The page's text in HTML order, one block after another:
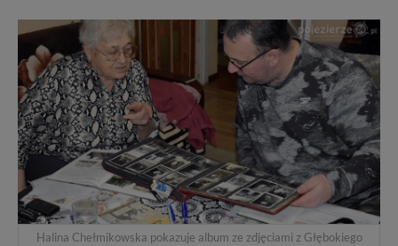
Halina Chełmikowska pokazuje album ze zdjęciami z Głębokiego